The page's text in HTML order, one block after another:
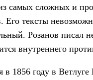
самых сложных и
тексты
Розанов писал
внутреннего
1856 году в